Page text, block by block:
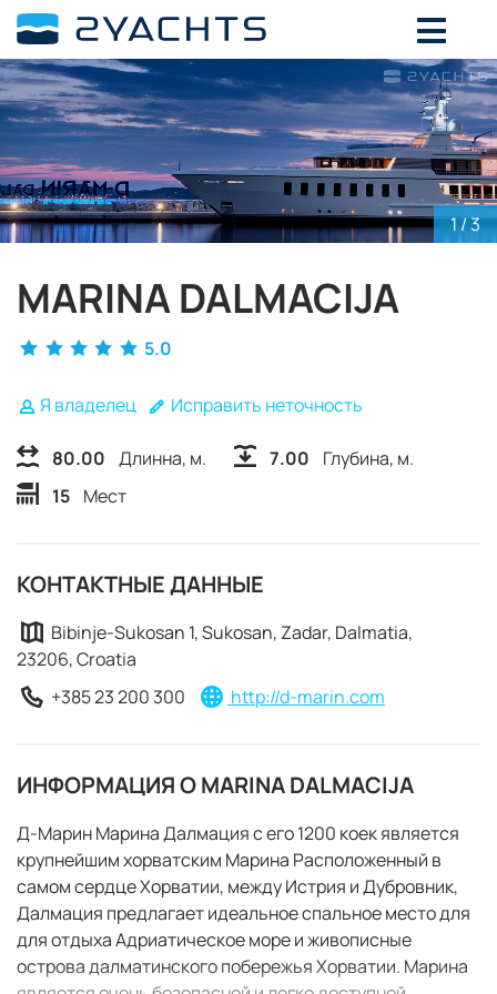
1/ 3
MARINA DALMACIJA
5.0
Я владелец Исправить неточность
80.00 Длинна, м. 7.00
Глубина, м.
15 Мест
КОНТАКТНЫЕ ДАННЫЕ
Bibinje-Sukosan 1, Sukosan, Zadar, Dalmatia,
23206, Croatia
+385 23 200 300
http://d-marin.com
ИНФОРМАЦИЯ О MARINA DALMACIJA
Д-Марин Марина Далмация с его 1200 коек является
крупнейшим хорватским Марина Расположенный в
самом сердце Хорватии, между Истрия и Дубровник,
Далмация предлагает идеальное спальное место для
для отдыха Адриатическое море и живописные
острова далматинского побережья Хорватии. Марина
ВЫБЕРИТЕ ДАТЫ ДЛЯ ОПРЕДЕЛЕНИЯ
СТОИМОСТИ
Август,
ПН ВТ СР ЧТ ПТ СБ ВС
27 28 29 31 1
2
3
4 5 6 7 8
9
17
18 21 22
24
25
ЗАБРОНИРОВАТЬ